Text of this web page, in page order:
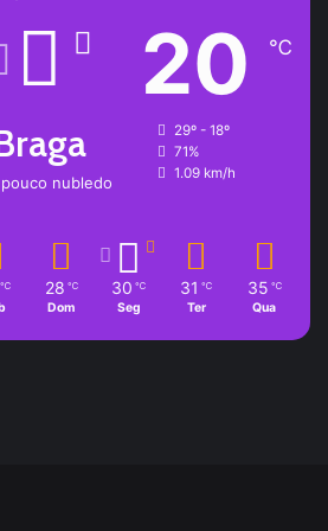
nubledo
20 ℃
29º - 18º
71%
1.09 km/h
℃ 28 ℃
Dom
30 ℃
Seg
31 ℃
Ter
35 ℃
Qua